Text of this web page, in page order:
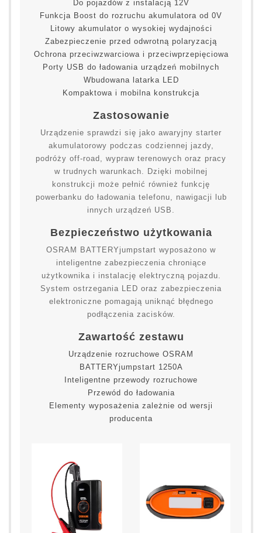
Do pojazdów z instalacją 12V
Funkcja Boost do rozruchu akumulatora od 0V
Litowy akumulator o wysokiej wydajności
Zabezpieczenie przed odwrotną polaryzacją
Ochrona przeciwzwarciowa i przeciwprzepięciowa
Porty USB do ładowania urządzeń mobilnych
Wbudowana latarka LED
Kompaktowa i mobilna konstrukcja
Zastosowanie
Urządzenie sprawdzi się jako awaryjny starter
akumulatorowy podczas codziennej jazdy,
podróży off-road, wypraw terenowych oraz pracy
w trudnych warunkach. Dzięki mobilnej
konstrukcji może pełnić również funkcję
powerbanku do ładowania telefonu, nawigacji lub
innych urządzeń USB.
Bezpieczeństwo użytkowania
OSRAM BATTERYjumpstart wyposażono w
inteligentne zabezpieczenia chroniące
użytkownika i instalację elektryczną pojazdu.
System ostrzegania LED oraz zabezpieczenia
elektroniczne pomagają uniknąć błędnego
podłączenia zacisków.
Zawartość zestawu
Urządzenie rozruchowe OSRAM
BATTERYjumpstart 1250A
Inteligentne przewody rozruchowe
Przewód do ładowania
Elementy wyposażenia zależnie od wersji
producenta